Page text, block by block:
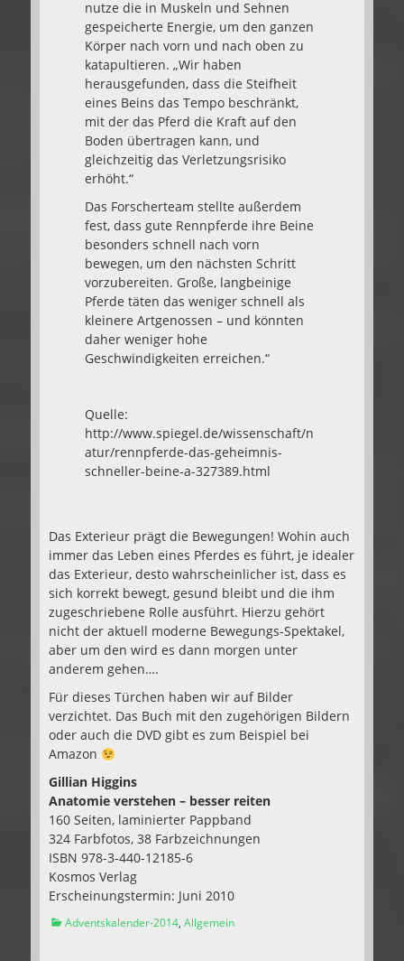
nutze die in Muskeln und Sehnen
gespeicherte Energie, um den ganzen
Körper nach vorn und nach oben zu
katapultieren. „Wir haben
herausgefunden, dass die Steifheit
eines Beins das Tempo beschränkt,
mit der das Pferd die Kraft auf den
Boden übertragen kann, und
gleichzeitig das Verletzungsrisiko
erhöht.“
Das Forscherteam stellte außerdem
fest, dass gute Rennpferde ihre Beine
besonders schnell nach vorn
bewegen, um den nächsten Schritt
vorzubereiten. Große, langbeinige
Pferde täten das weniger schnell als
kleinere Artgenossen – und könnten
daher weniger hohe
Geschwindigkeiten erreichen.“
Quelle:
http://www.spiegel.de/wissenschaft/n
atur/rennpferde-das-geheimnis-
schneller-beine-a-327389.html
Das Exterieur prägt die Bewegungen! Wohin auch
immer das Leben eines Pferdes es führt, je idealer
das Exterieur, desto wahrscheinlicher ist, dass es
sich korrekt bewegt, gesund bleibt und die ihm
zugeschriebene Rolle ausführt. Hierzu gehört
nicht der aktuell moderne Bewegungs-Spektakel,
aber um den wird es dann morgen unter
anderem gehen….
Für dieses Türchen haben wir auf Bilder
verzichtet. Das Buch mit den zugehörigen Bildern
oder auch die DVD gibt es zum Beispiel bei
Amazon
Gillian Higgins
Anatomie verstehen – besser reiten
160 Seiten, laminierter Pappband
324 Farbfotos, 38 Farbzeichnungen
ISBN 978-3-440-12185-6
Kosmos Verlag
Erscheinungstermin: Juni 2010
Kategorien
Adventskalender-2014, Allgemein